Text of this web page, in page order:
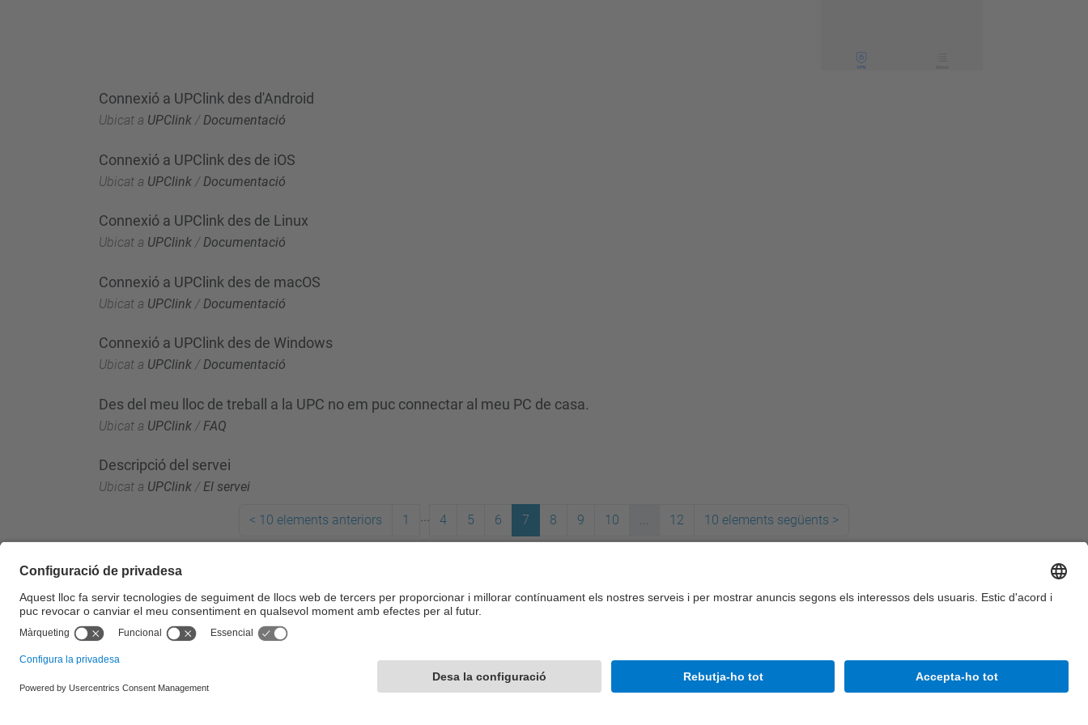
Connexió a UPClink des d'Android
Ubicat a UPClink /Documentació
Connexió a UPClink des de iOS
Ubicat a UPClink / Documentació
Connexió a UPClink des de Linux
Ubicat a UPClink /Documentació
Connexió a UPClink des de macOS
Ubicat a UPClink / Documentació
Connexió a UPClink des de Windows
Ubicat a UPClink /Documentació
Des del meu lloc de treball a la UPC no em puc connectar al meu PC de casa.
Ubicat a UPClink / FAQ
Descripció del servei
Ubicat a UPClink /El servei
< 10 elements anteriors 1 4 5 6 7 8 9 10 ... 12 10 elements següents >